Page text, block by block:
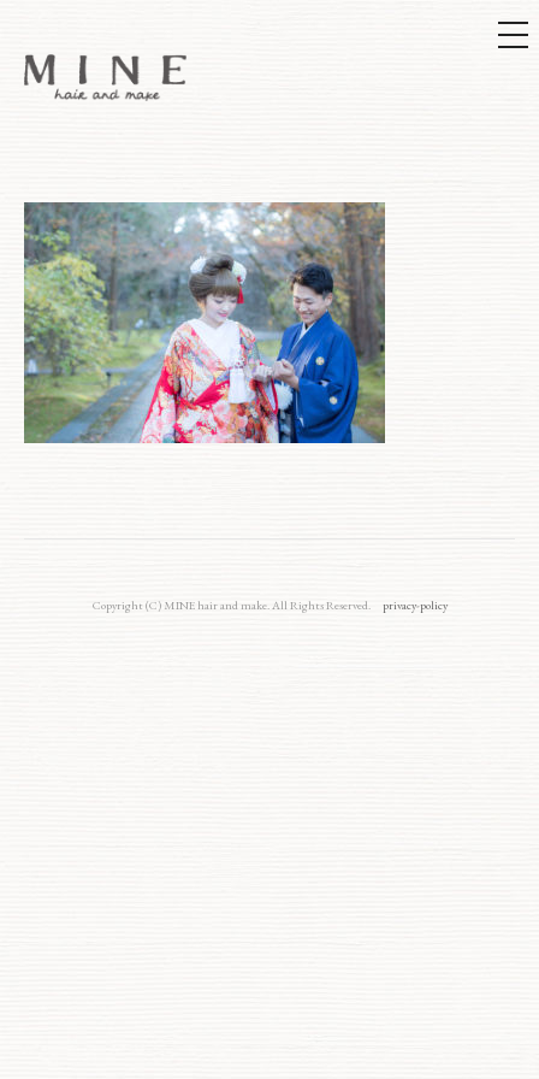
コ
ン
へ
ス
キ
ッ
プ
メ
ニ
ュ
Copyright (C) MINE hair and make. All Rights Reserved. privacy-policy